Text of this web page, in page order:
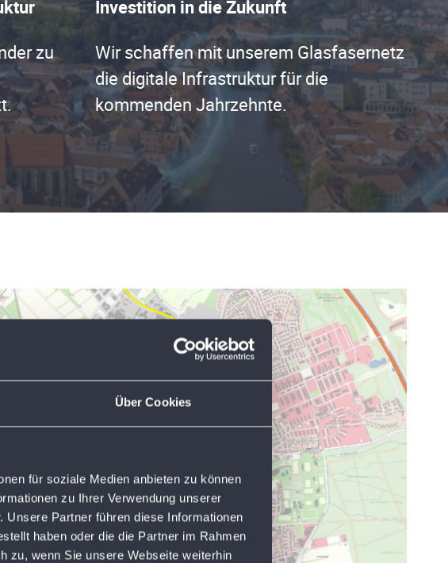
Über Cookies
für soziale Medien anbieten zu können
zu Ihrer Verwendung unserer
Partner führen diese Informationen
haben oder die die Partner im Rahmen
zu, wenn Sie unsere Webseite weiterhin
zu
Investition in die Zukunft
Wir schaffen mit unserem Glasfasernetz
die digitale Infrastruktur für die
kommenden Jahrzehnte.